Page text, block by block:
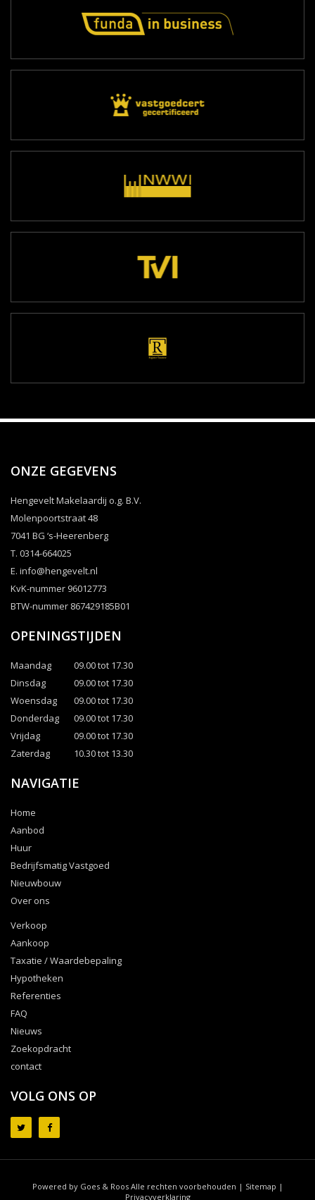
ONZE GEGEVENS
Hengevelt Makelaardij o.g. B.V.
Molenpoortstraat 48
7041 BG ‘s-Heerenberg
T. 0314-664025
E. info@hengevelt.nl
KvK-nummer 96012773
BTW-nummer 867429185B01
OPENINGSTIJDEN
Maandag
09.00 tot 17.30
Dinsdag
09.00 tot 17.30
Woensdag
09.00 tot 17.30
Donderdag
09.00 tot 17.30
Vrijdag
09.00 tot 17.30
Zaterdag
10.30 tot 13.30
NAVIGATIE
Home
Aanbod
Huur
Bedrijfsmatig Vastgoed
Nieuwbouw
Over ons
Verkoop
Aankoop
Taxatie / Waardebepaling
Hypotheken
Referenties
FAQ
Nieuws
Zoekopdracht
contact
VOLG ONS OP
Powered by Goes & Roos Alle rechten voorbehouden | Sitemap |
Privacyverklaring